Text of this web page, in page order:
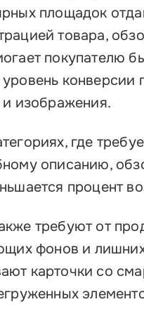
площадок
товара,
покупателю
конверсии
и изображения.
где
описанию,
процент
требуют от
фонов и
карточки со